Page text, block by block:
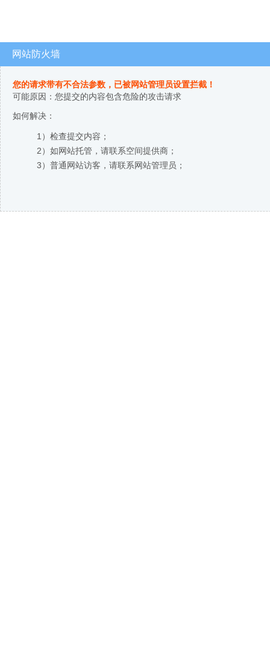
网站防火墙
您的请求带有不合法参数，已被网站管理员设置拦截！
可能原因：您提交的内容包含危险的攻击请求
如何解决：
1）检查提交内容；
2）如网站托管，请联系空间提供商；
3）普通网站访客，请联系网站管理员；